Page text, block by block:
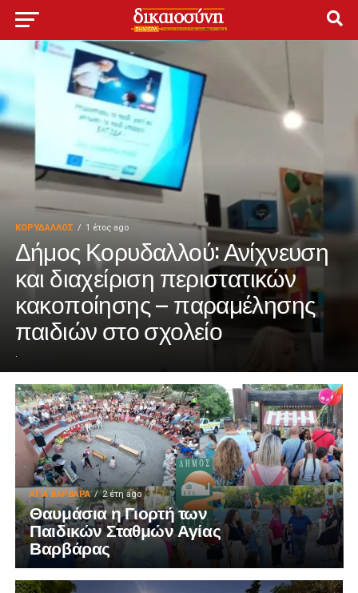
ΚΟΡΥΔΑΛΛΟΣ 1 έτος ago
Δήμος Κορυδαλλού: Ανίχνευση
και διαχείριση περιστατικών
κακοποίησης – παραμέλησης
παιδιών στο σχολείο
.
ΑΓΙΑ ΒΑΡΒΑΡΑ 2 έτη ago
Θαυμάσια η Γιορτή των
Παιδικών Σταθμών Αγίας
Βαρβάρας